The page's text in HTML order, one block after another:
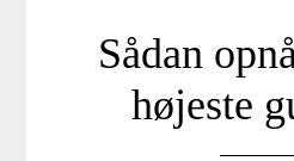
Sådan
højeste